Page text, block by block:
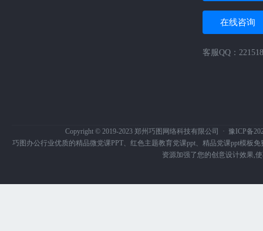
在线咨询
客服QQ：
Copyright © 2019-2023 郑州巧图网络科技有限公司 · 豫ICP备
巧图办公行业优质的精品微党课PPT、红色主题教育党课ppt、 精品党课ppt模板
资源加强了您的创意设计效果,